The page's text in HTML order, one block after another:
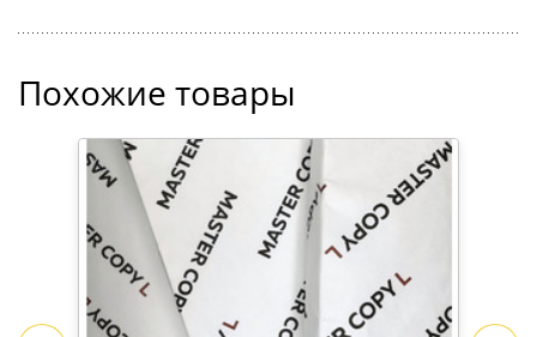
Похожие товары